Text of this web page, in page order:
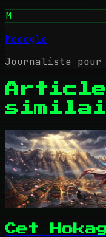
M
Mooogle
Journaliste
Cet